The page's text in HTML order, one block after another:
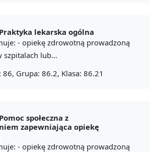
Praktyka lekarska ogólna
- opiekę zdrowotną prowadzoną
szpitalach lub...
86, Grupa: 86.2, Klasa: 86.21
Pomoc społeczna z
zapewniająca opiekę
- opiekę zdrowotną prowadzoną